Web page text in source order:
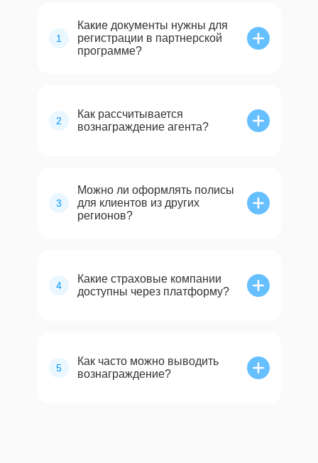
1
Какие документы нужны для
регистрации в партнерской
программе?
2
Как рассчитывается
вознаграждение агента?
3
Можно ли оформлять полисы
для клиентов из других
регионов?
4
Какие страховые компании
доступны через платформу?
5
Как часто можно выводить
вознаграждение?